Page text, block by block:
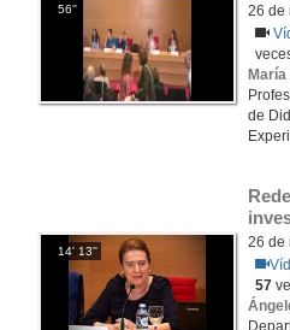
56''
26 de
de
14' 13''
26 de
57